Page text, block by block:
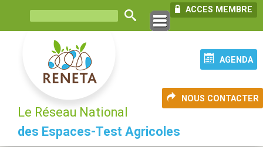
ACCES MEMBRE
AGENDA
NOUS CONTACTER
Le Réseau National
des Espaces-Test Agricoles